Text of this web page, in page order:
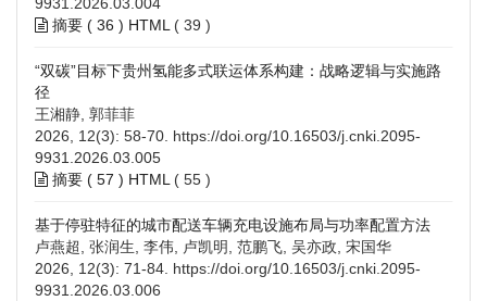
摘要 ( 36 ) HTML ( 39 )
“双碳”目标下贵州氢能多式联运体系构建：战略逻辑与实施路
径
王湘静, 郭菲菲
2026, 12(3): 58-70. https://doi.org/10.16503/j.cnki.2095-
9931.2026.03.005
摘要 ( 57 ) HTML ( 55 )
基于停驻特征的城市配送车辆充电设施布局与功率配置方法
卢燕超, 张润生, 李伟, 卢凯明, 范鹏飞, 吴亦政, 宋国华
2026, 12(3): 71-84. https://doi.org/10.16503/j.cnki.2095-
9931.2026.03.006